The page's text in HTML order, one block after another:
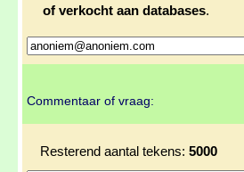
of verkocht aan databases.
Commentaar of vraag:
Resterend aantal tekens: 5000